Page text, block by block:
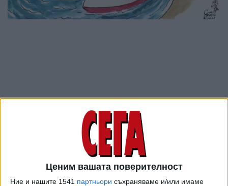
Ценим вашата поверителност
Ние и нашите 1541 партньори съхраняваме и/или имаме
Разгледай всички